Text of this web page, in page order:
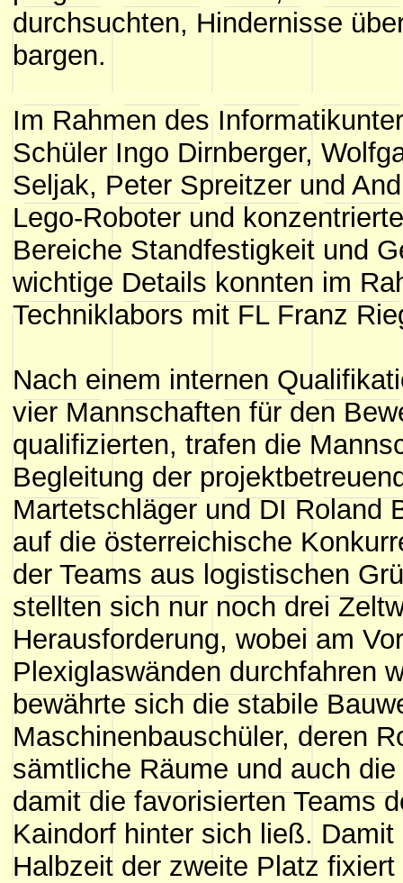
durchsuchten, Hindernisse
bargen.
Im Rahmen des
Schüler Ingo Dirnberger,
Seljak, Peter Spreitzer und
Lego-Roboter und
Bereiche Standfestigkeit und
wichtige Details konnten im
Techniklabors mit FL Franz
Nach einem internen
vier Mannschaften für den
qualifizierten, trafen die
Begleitung der
Martetschläger und DI Roland
auf die österreichische
der Teams aus logistischen
stellten sich nur noch drei
Herausforderung, wobei am
Plexiglaswänden durchfahren
bewährte sich die stabile
Maschinenbauschüler, deren
sämtliche Räume und auch
damit die favorisierten Teams
Kaindorf hinter sich ließ.
Halbzeit der zweite Platz fixiert